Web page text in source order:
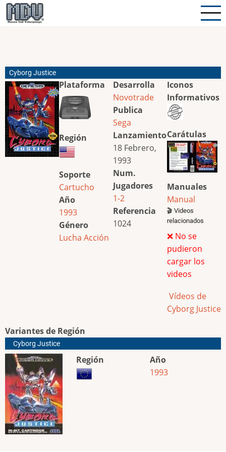
Pasar
al
Cyborg Justice
Plataforma
Región
Soporte
Cartucho
Año
1993
Género
Lucha Acción
Desarrolla
Novotrade
Publica
Sega
Lanzamiento
18 Febrero,
1993
Num.
Jugadores
1-2
Referencia
1024
Iconos
Informativos
Carátulas
Manuales
Manual
🎬 Videos
relacionados
❌ No se
pudieron
cargar los
videos
Vídeos de
Cyborg Justice
Variantes de Región
Cyborg Justice
Región
Año
1993